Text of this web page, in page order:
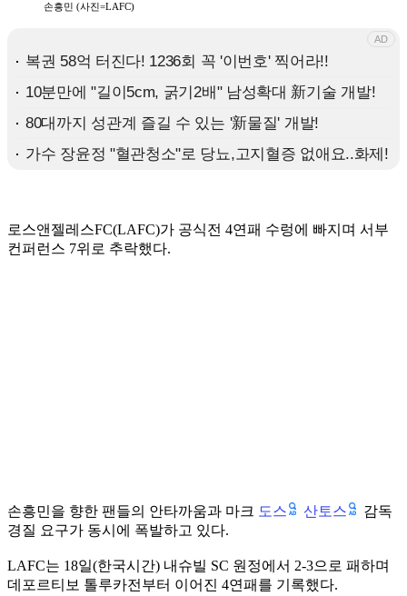
손흥민 (사진=LAFC)
로스앤젤레스FC(LAFC)가 공식전 4연패 수렁에 빠지며 서부
컨퍼런스 7위로 추락했다.
손흥민을 향한 팬들의 안타까움과 마크 도스 산토스
감독
경질 요구가 동시에 폭발하고 있다.
LAFC는 18일(한국시간) 내슈빌 SC 원정에서 2-3으로 패하며
데포르티보 톨루카전부터 이어진 4연패를 기록했다.